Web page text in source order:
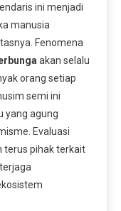
ini menjadi
manusia
Fenomena
akan selalu
orang setiap
semi ini
yang agung
Evaluasi
terus pihak terkait